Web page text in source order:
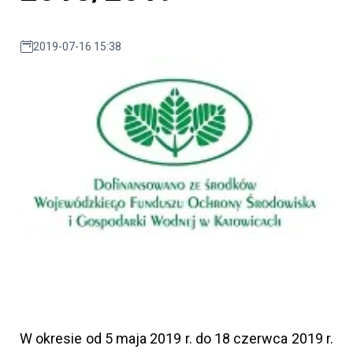
2019-07-16 15:38
W okresie od 5 maja 2019 r. do 18 czerwca 2019 r.